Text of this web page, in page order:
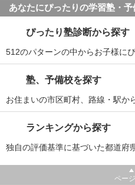
あなたにぴったりの学習塾・
ぴったり塾診断から探す
512のパターンの中からお子様に
塾、予備校を探す
お住まいの市区町村、路線・駅か
ランキングから探す
独自の評価基準に基づいた都道府
ペー